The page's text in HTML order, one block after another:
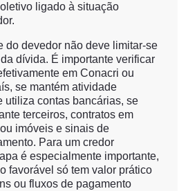
ligado à situação
do devedor não deve limitar-se
dívida. É importante verificar
em Conacri ou
se mantém atividade
utiliza contas bancárias, se
terceiros, contratos em
imóveis e sinais de
Para um credor
é especialmente importante,
favorável só tem valor prático
ou fluxos de pagamento